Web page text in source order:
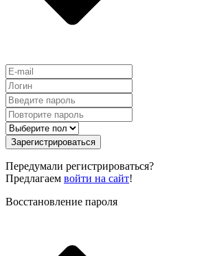
Зарегистрироваться
Передумали регистрироваться?
Предлагаем войти на сайт!
Восстановление пароля